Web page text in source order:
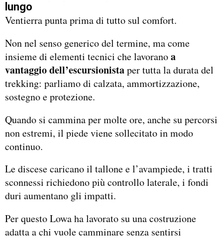
lungo
Ventierra punta prima di tutto sul comfort.
Non nel senso generico del termine, ma come
insieme di elementi tecnici che lavoranoa
vantaggio dell’escursionistaper tutta la durata del
trekking: parliamo di calzata, ammortizzazione,
sostegno e protezione.
Quando si cammina per molte ore, anche su percorsi
non estremi, il piede viene sollecitato in modo
continuo.
Le discese caricano il tallone e l’avampiede, i tratti
sconnessi richiedono più controllo laterale, i fondi
duri aumentano gli impatti.
Per questo Lowa ha lavorato su una costruzione
adatta a chi vuole camminare senza sentirsi